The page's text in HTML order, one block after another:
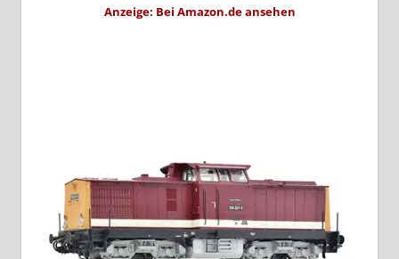
Anzeige: Bei Amazon.de ansehen